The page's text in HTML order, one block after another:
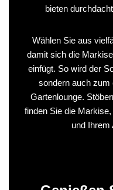
bieten
Wählen Sie aus
damit sich die
einfügt. So wird der
sondern auch zum
Gartenlounge.
finden Sie die
und Ihrem